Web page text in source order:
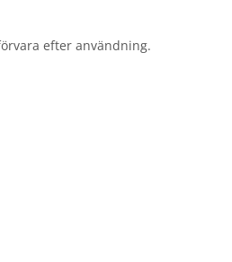
efter användning.